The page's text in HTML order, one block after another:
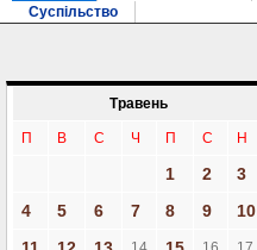
Суспільство
Травень
П В С Ч П С Н
1 2
3
4
5 6 7 8 9
10